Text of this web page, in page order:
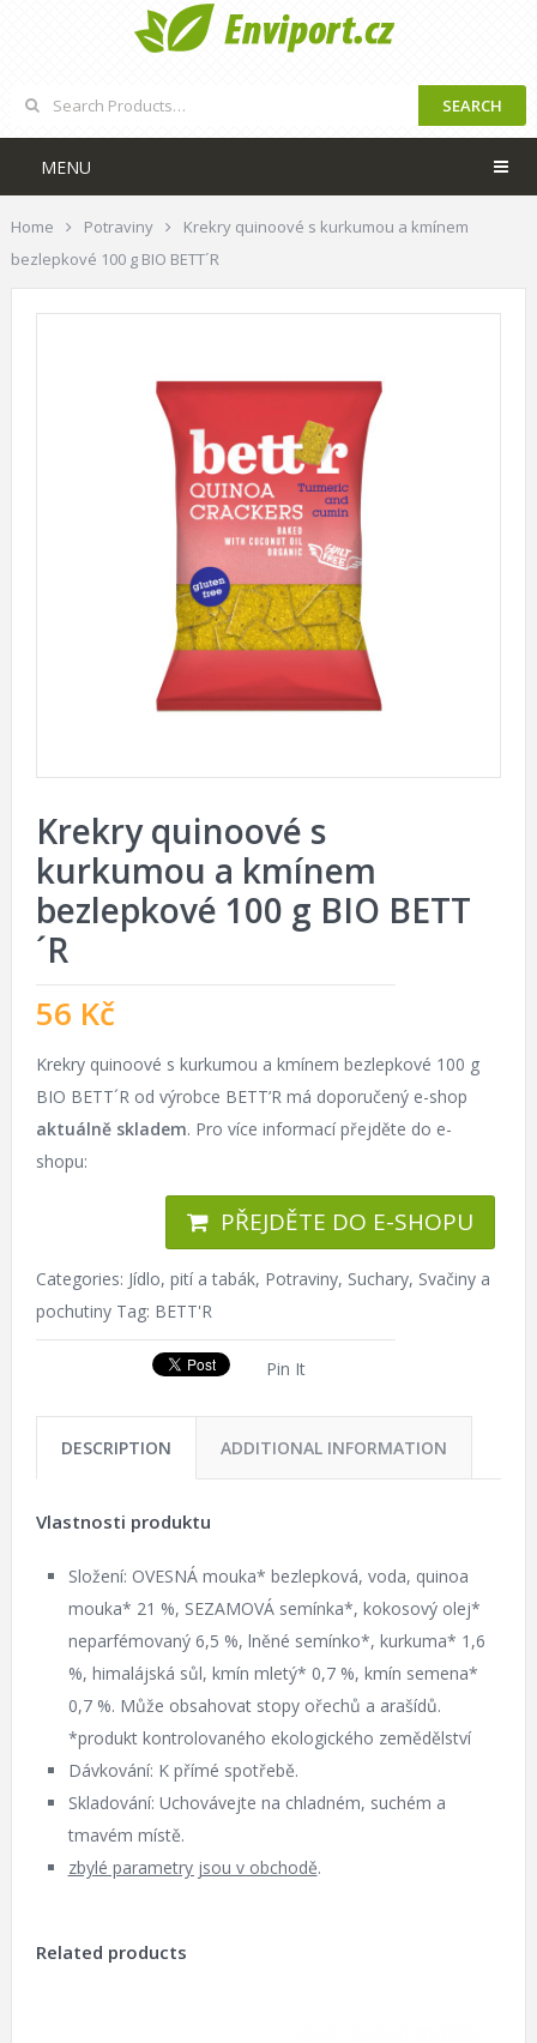
SEARCH
MENU
Home Potraviny
Krekry quinoové s kurkumou a kmínem
bezlepkové 100 g BIO BETT´R
Krekry quinoové s
kurkumou a kmínem
bezlepkové 100 g BIO BETT
´R
56 Kč
Krekry quinoové s kurkumou a kmínem bezlepkové 100 g
BIO BETT´R od výrobce BETT’R má doporučený e-shop
aktuálně skladem. Pro více informací přejděte do e-
shopu:
PŘEJDĚTE DO E-SHOPU
Categories: Jídlo, pití a tabák, Potraviny, Suchary, Svačiny a
pochutiny Tag: BETT'R
Pin It
DESCRIPTION ADDITIONAL INFORMATION
Vlastnosti produktu
Složení: OVESNÁ mouka* bezlepková, voda, quinoa
mouka* 21 %, SEZAMOVÁ semínka*, kokosový olej*
neparfémovaný 6,5 %, lněné semínko*, kurkuma* 1,6
%, himalájská sůl, kmín mletý* 0,7 %, kmín semena*
0,7 %. Může obsahovat stopy ořechů a arašídů.
*produkt kontrolovaného ekologického zemědělství
Dávkování: K přímé spotřebě.
Skladování: Uchovávejte na chladném, suchém a
tmavém místě.
zbylé parametry jsou v obchodě.
Related products